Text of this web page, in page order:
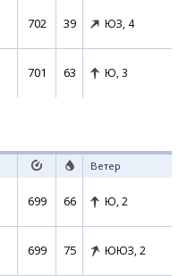
702 39 ЮЗ, 4
701 63 Ю, 3
Ветер
699 66 Ю, 2
699 75 ЮЮЗ, 2